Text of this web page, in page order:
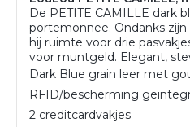
De PETITE CAMILLE dark
portemonnee. Ondanks
hij ruimte voor drie
voor muntgeld. Elegant,
Dark Blue grain leer met
RFID/bescherming
2 creditcardvakjes